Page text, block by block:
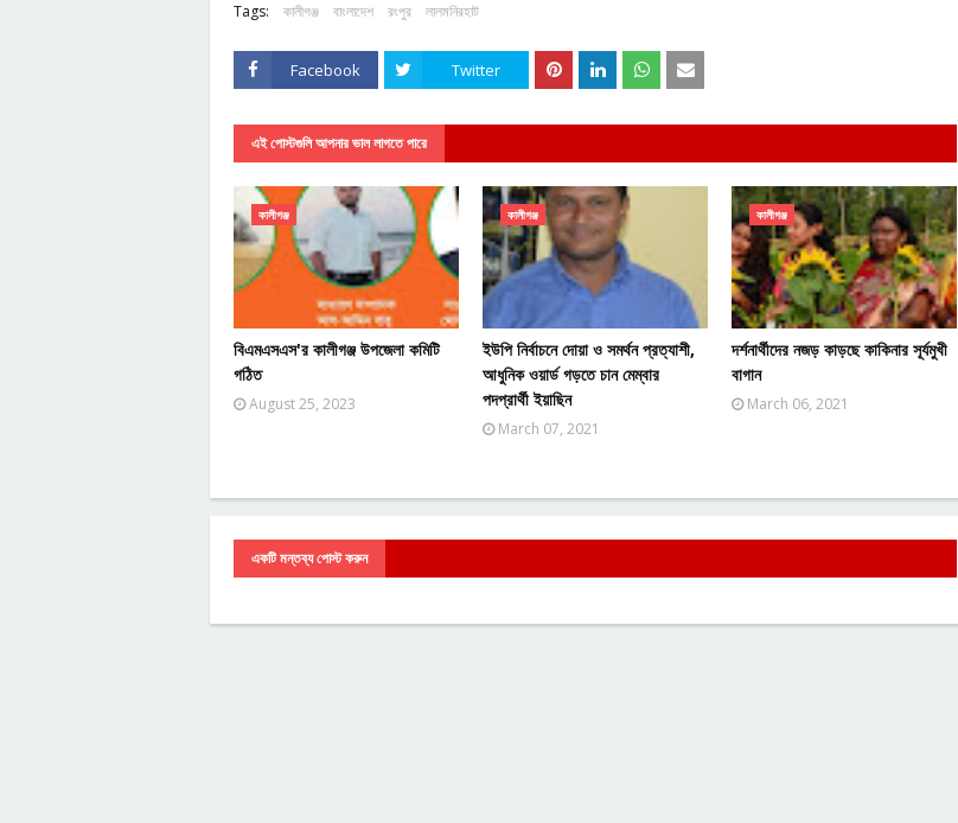
Tags: কালীগঞ্জ বাংলাদেশ রংপুর লালমনিরহাট
Facebook Twitter
এই পোস্টগুলি আপনার ভাল লাগতে পারে
কালীগঞ্জ
বিএমএসএস'র কালীগঞ্জ উপজেলা কমিটি
গঠিত
August 25, 2023
কালীগঞ্জ
ইউপি নির্বাচনে দোয়া ও সমর্থন প্রত্যাশী,
আধুনিক ওয়ার্ড গড়তে চান মেম্বার
পদপ্রার্থী ইয়াছিন
March 07, 2021
কালীগঞ্জ
দর্শনার্থীদের নজড় কাড়ছে কাকিনার সূর্যমুখী
বাগান
March 06, 2021
একটি মন্তব্য পোস্ট করুন